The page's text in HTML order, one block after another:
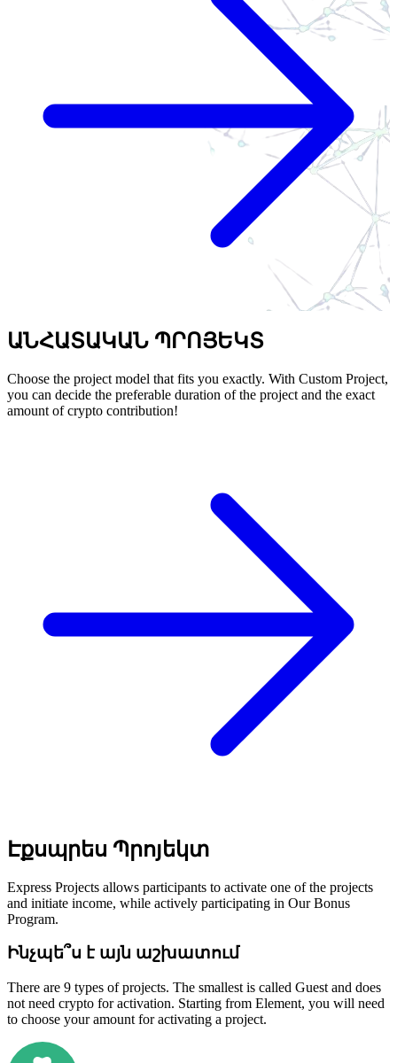
ԱՆՀԱՏԱԿԱՆ ՊՐՈՅԵԿՏ
Choose the project model that fits you exactly. With Custom Project,
you can decide the preferable duration of the project and the exact
amount of crypto contribution!
Էքսպրես Պրոյեկտ
Express Projects allows participants to activate one of the projects
and initiate income, while actively participating in Our Bonus
Program.
Ինչպե՞ս է այն աշխատում
There are 9 types of projects. The smallest is called Guest and does
not need crypto for activation. Starting from Element, you will need
to choose your amount for activating a project.